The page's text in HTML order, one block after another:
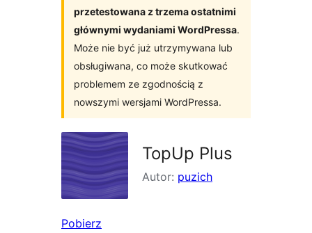
przetestowana z trzema ostatnimi
głównymi wydaniami WordPressa.
Może nie być już utrzymywana lub
obsługiwana, co może skutkować
problemem ze zgodnością z
nowszymi wersjami WordPressa.
TopUp Plus
Autor: puzich
Pobierz